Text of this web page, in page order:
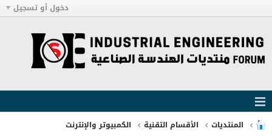
دخول أو تسجيل
المنتديات الأقسام التقنية الكمبيوتر والإنترنت